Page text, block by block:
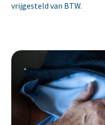
vrijgesteld van BTW.